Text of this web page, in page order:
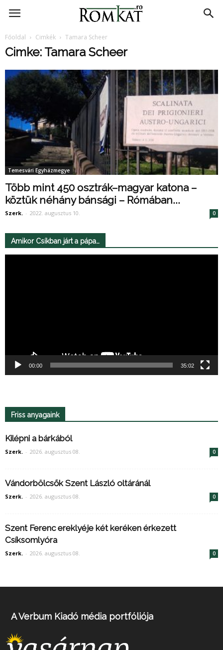
RomKat.ro
Főoldal Cimkék Tamara Scheer
Cimke: Tamara Scheer
Temesvári Egyházmegye
Több mint 450 osztrák–magyar katona –
köztük néhány bánsági – Rómában...
Szerk. - 2022. augusztus 10. 0
Amikor Csíkban járt a pápa…
00:00 35:02
Friss anyagaink
Kilépni a bárkából
Szerk. - 2026. augusztus 08. 0
Vándorbölcsők Szent László oltáránál
Szerk. - 2026. augusztus 08. 0
Szent Ferenc ereklyéje két keréken érkezett
Csíksomlyóra
Szerk. - 2026. augusztus 08. 0
A Verbum Kiadó média portfóliója